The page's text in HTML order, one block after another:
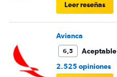
Leer reseñas
Avianca
6,5
Aceptable
2.525 opiniones